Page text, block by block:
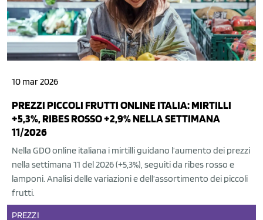
10 mar 2026
PREZZI PICCOLI FRUTTI ONLINE ITALIA: MIRTILLI
+5,3%, RIBES ROSSO +2,9% NELLA SETTIMANA
11/2026
Nella GDO online italiana i mirtilli guidano l’aumento dei prezzi
nella settimana 11 del 2026 (+5,3%), seguiti da ribes rosso e
lamponi. Analisi delle variazioni e dell’assortimento dei piccoli
frutti.
PREZZI